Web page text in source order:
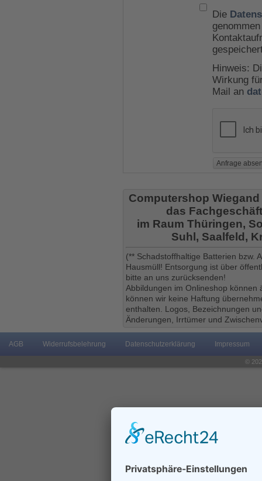
Die
Hinweis:
Wirkung
Mail an
Computershop
das
im Raum Thüringen,
Suhl, Saalfeld,
(** Schadstoffhaltige Batterien bzw.
Hausmüll! Entsorgung ist über
bitte an uns zurücksenden!
Abbildungen im Onlineshop
können wir keine Haftung
enthalten. Logos, Bezeichnungen
Änderungen, Irrtümer und
AGB Widerrufsbelehrung Datenschutzerklärung Impressum
©